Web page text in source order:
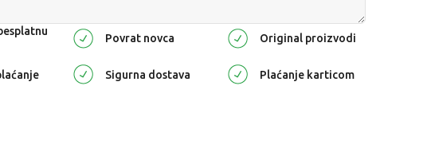
Povrat novca Original proizvodi
Sigurna dostava Plaćanje karticom